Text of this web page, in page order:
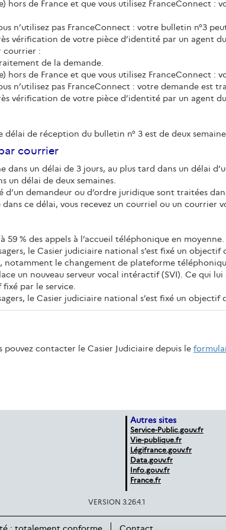
hors de France et que vous utilisez FranceConnect
n’utilisez pas FranceConnect : votre bulletin n°3
vérification de votre pièce d’identité par un agent
courrier :
de la demande.
hors de France et que vous utilisez FranceConnect
n’utilisez pas FranceConnect : votre demande est
vérification de votre pièce d’identité par un agent
de réception du bulletin n° 3 est de deux
courrier
un délai de 3 jours, au plus tard dans un délai
un délai de deux semaines.
demandeur ou d’ordre juridique sont traitées
ce délai, vous recevez un courriel ou un courrier
59 % des appels à l’accueil téléphonique en moyenne.
le Casier judiciaire national s’est fixé un objectif
notamment le changement de plateforme
un nouveau serveur vocal intéractif (SVI). Ce qui
par le service.
le Casier judiciaire national s’est fixé un objectif
contacter le Casier Judiciaire depuis le
Autres sites
Service-Public.gouv.fr
Vie-publique.fr
Légifrance.gouv.fr
Data.gouv.fr
Info.gouv.fr
France.fr
VERSION 3.26.4.1